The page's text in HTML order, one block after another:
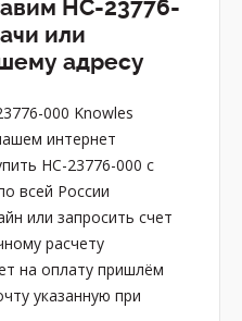
HC-23776-
или
адресу
000 Knowles
интернет
HC-23776-000 с
всей России
или запросить счет
расчету
на оплату пришлём
указанную при